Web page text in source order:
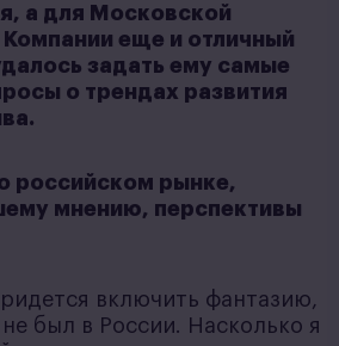
а для Московской
еще и отличный
задать ему самые
о трендах развития
российском рынке,
мнению, перспективы
включить фантазию,
был в России. Насколько я